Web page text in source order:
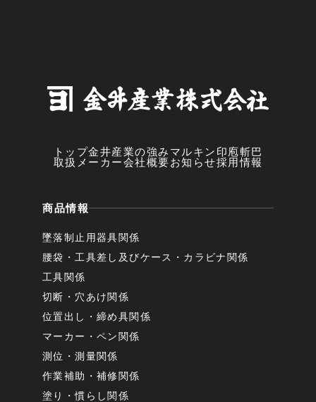
トップ金井産業の強み マルキン印 庖斬巴
取扱メーカー会社概要お知らせ採用情報
商品情報
墜落制止用器具関係
腰袋・工具差し及びケース・カラビナ関係
工具関係
切断・穴あけ関係
位置出し・締め具関係
マーカー・ペン関係
測位・測量関係
作業補助・補修関係
塗り・慣らし関係